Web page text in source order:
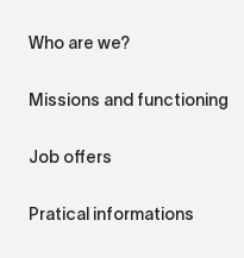
Who are we?
Missions and functioning
Job offers
Pratical informations